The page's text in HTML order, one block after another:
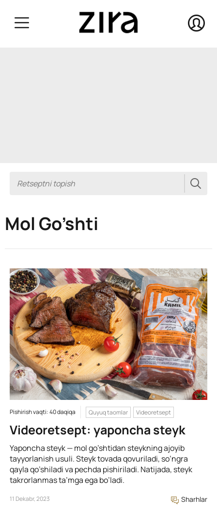
Mol Go’shti
Pishirish vaqti: 40 daqiqa Quyuq taomlar Videoretsept
Videoretsept: yaponcha steyk
Yaponcha steyk — mol go’shtidan steykning ajoyib
tayyorlanish usuli. Steyk tovada qovuriladi, so’ngra
qayla qo’shiladi va pechda pishiriladi. Natijada, steyk
takrorlanmas ta’mga ega bo’ladi.
11 Dekabr, 2023 Sharhlar